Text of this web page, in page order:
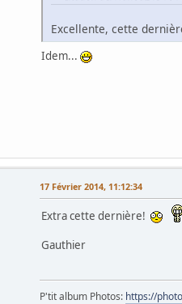
Excellente, cette
Idem...
17 Février 2014, 11:12:34
Extra cette dernière!
Gauthier
P'tit album Photos: https://